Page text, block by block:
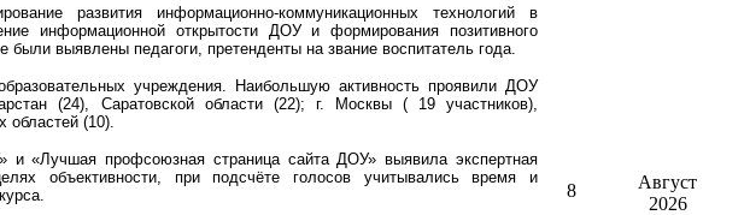
развития информационно-коммуникационных технологий в
информационной открытости ДОУ и формирования позитивного
были выявлены педагоги, претенденты на звание воспитатель года.
учреждения. Наибольшую активность проявили ДОУ
(24), Саратовской области (22); г. Москвы ( 19 участников),
областей (10).
«Лучшая профсоюзная страница сайта ДОУ» выявила экспертная
объективности, при подсчёте голосов учитывались время и
8
Август
2026